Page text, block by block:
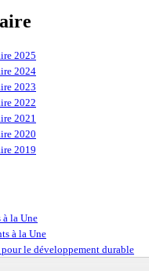
2025
2024
2023
2022
2021
2020
2019
la Une
à la Une
le développement durable